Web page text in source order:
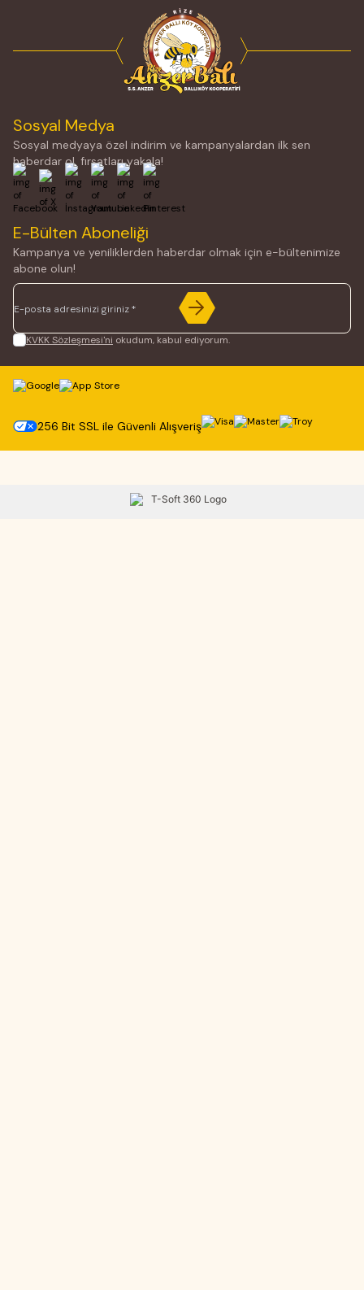
Sosyal Medya
Sosyal medyaya özel indirim ve kampanyalardan ilk sen
haberdar ol, fırsatları yakala!
Facebook
X İnstagramYoutubeLinkedin
E-Bülten Aboneliği
Kampanya ve yeniliklerden haberdar olmak için e-bültenimize
abone olun!
KVKK Sözleşmesi'ni okudum, kabul ediyorum.
256 Bit SSL ile Güvenli Alışveriş